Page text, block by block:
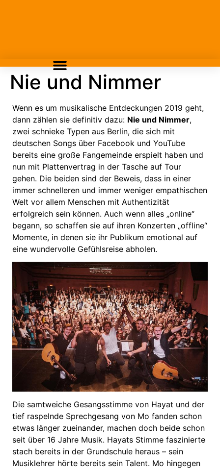
Nie und Nimmer
Wenn es um musikalische Entdeckungen 2019 geht,
dann zählen sie definitiv dazu: Nie und Nimmer,
zwei schnieke Typen aus Berlin, die sich mit
deutschen Songs über Facebook und YouTube
bereits eine große Fangemeinde erspielt haben und
nun mit Plattenvertrag in der Tasche auf Tour
gehen. Die beiden sind der Beweis, dass in einer
immer schnelleren und immer weniger empathischen
Welt vor allem Menschen mit Authentizität
erfolgreich sein können. Auch wenn alles „online“
begann, so schaffen sie auf ihren Konzerten „offline“
Momente, in denen sie ihr Publikum emotional auf
eine wundervolle Gefühlsreise abholen.
Die samtweiche Gesangsstimme von Hayat und der
tief raspelnde Sprechgesang von Mo fanden schon
etwas länger zueinander, machen doch beide schon
seit über 16 Jahre Musik. Hayats Stimme faszinierte
stach bereits in der Grundschule heraus – sein
Musiklehrer hörte bereits sein Talent. Mo hingegen